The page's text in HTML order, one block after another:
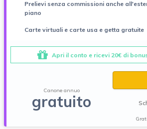
Prelievi senza commissioni anche
piano
Carte virtuali e carte usa e getta gratuite
Apri il conto e ricevi 20€ di
Canone annuo
gratuito